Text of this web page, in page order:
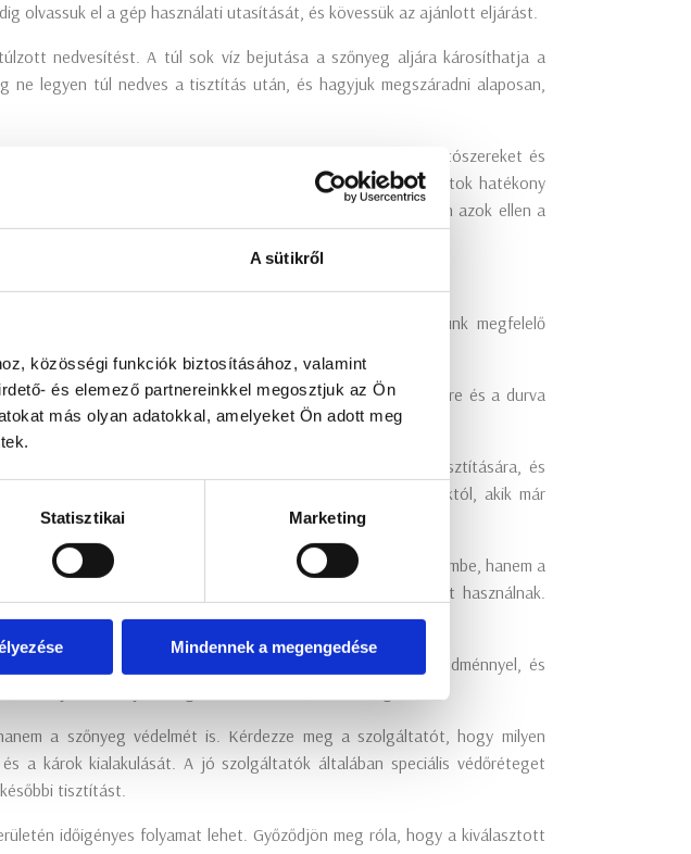
A sütikről
közösségi funkciók biztosításához, valamint
és elemező partnereinkkel megosztjuk az Ön
más olyan adatokkal, amelyeket Ön adott meg
Statisztikai Marketing
Mindennek a megengedése
olvassuk el a gép használati utasítását, és kövessük az ajánlott eljárást.
nedvesítést. A túl sok víz bejutása a szőnyeg aljára károsíthatja a
legyen túl nedves a tisztítás után, és hagyjuk megszáradni alaposan,
Azonnal cselekedve, használva a megfelelő tisztítószereket és
szőnyegtisztító szolgáltatása segítséget nyújthat a foltok hatékony
hogy a foltok elrontsák a szőnyeg szépségét, hanem tegyen azok ellen a
válasszunk szolgáltatót?
szolgáltatóval kell végeztetni. De hogyan válasszunk megfelelő
Önnek a döntésben.
az anyagok érzékenyek lehetnek a hőre, a vegyszerekre és a durva
a műszálas szőnyegek tisztításában.
azokat, akik specializálódtak a műszálas szőnyegek tisztítására, és
és kérjen ajánlásokat barátoktól vagy családtagoktól, akik már
árajánlatot. Fontos, hogy ne csak az árat vegye figyelembe, hanem a
szőnyegek tisztítására, és milyen típusú vegyszereket használnak.
a hatékony tisztításhoz.
meg, hogy mi történik, ha nem elégedett a végeredménnyel, és
és hajlandóak újra elvégezni a tisztítást, ha szükséges.
a szőnyeg védelmét is. Kérdezze meg a szolgáltatót, hogy milyen
a károk kialakulását. A jó szolgáltatók általában speciális védőréteget
tisztítást.
időigényes folyamat lehet. Győződjön meg róla, hogy a kiválasztott